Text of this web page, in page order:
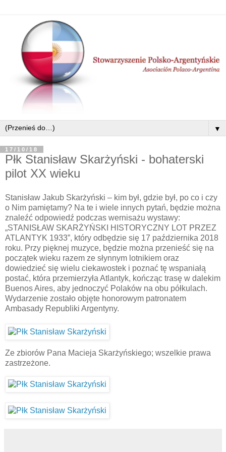
▼
17/10/18
Płk Stanisław Skarżyński - bohaterski
pilot XX wieku
Stanisław Jakub Skarżyński – kim był, gdzie był, po co i czy
o Nim pamiętamy? Na te i wiele innych pytań, będzie można
znaleźć odpowiedź podczas wernisażu wystawy:
„STANISŁAW SKARŻYŃSKI HISTORYCZNY LOT PRZEZ
ATLANTYK 1933”, który odbędzie się 17 października 2018
roku. Przy pięknej muzyce, będzie można przenieść się na
początek wieku razem ze słynnym lotnikiem oraz
dowiedzieć się wielu ciekawostek i poznać tę wspaniałą
postać, która przemierzyła Atlantyk, kończąc trasę w dalekim
Buenos Aires, aby jednoczyć Polaków na obu półkulach.
Wydarzenie zostało objęte honorowym patronatem
Ambasady Republiki Argentyny.
Ze zbiorów Pana Macieja Skarżyńskiego; wszelkie prawa
zastrzeżone.